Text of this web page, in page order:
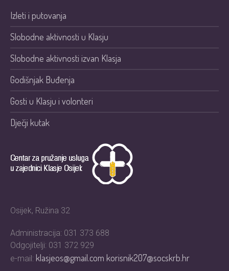
Izleti i putovanja
Slobodne aktivnosti u Klasju
Slobodne aktivnosti izvan Klasja
Godišnjak Buđenja
Gosti u Klasju i volonteri
Dječji kutak
Osijek, Ružina 32
Administracija: 031 373 688
Odgojitelji: 031 372 929
e-mail: klasjeos@gmail.comkorisnik207@socskrb.hr